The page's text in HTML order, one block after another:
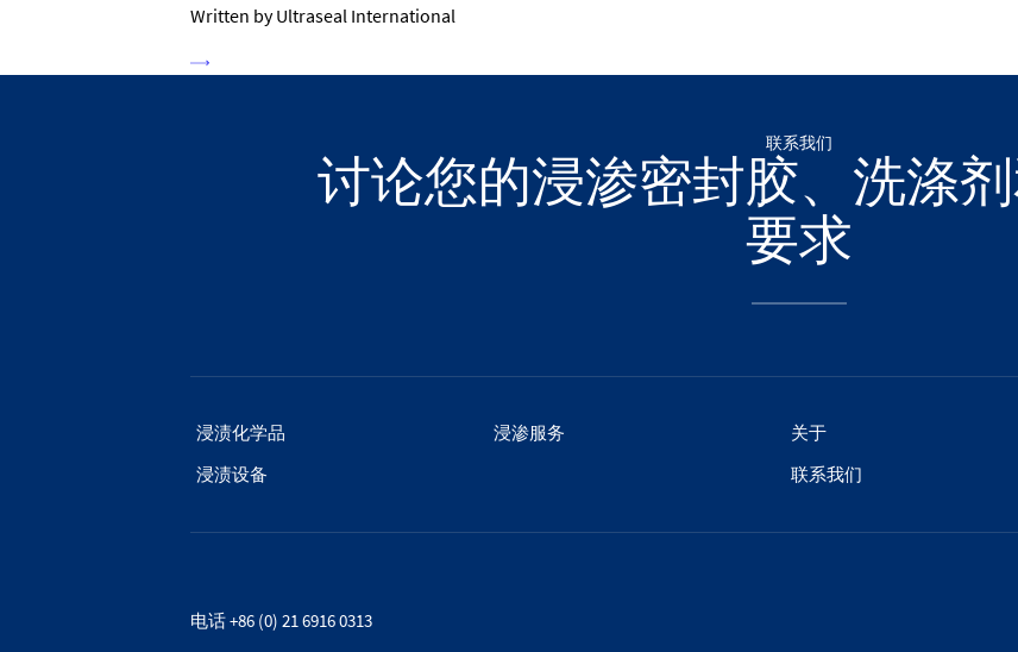
Written by Ultraseal International
联系我们
讨论您的浸渗密封胶、洗涤
要求
浸渍化学品
浸渍设备
浸渗服务
关于
联系我们
电话 +86 (0) 21 6916 0313